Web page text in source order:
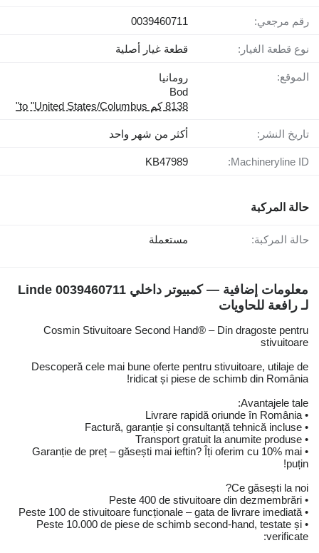
رقم مرجعي: 0039460711
نوع قطعة الغيار: قطعة غيار أصلية
الموقع:
رومانيا
Bod
8138 كم to "United States/Columbus"
تاريخ النشر: أكثر من شهر واحد
Machineryline ID:
KB47989
حالة المركبة
حالة المركبة: مستعملة
معلومات إضافية — كمبيوتر داخلي Linde 0039460711
لـ رافعة للحاويات
Cosmin Stivuitoare Second Hand® – Din dragoste pentru
stivuitoare
Descoperă cele mai bune oferte pentru stivuitoare, utilaje de
ridicat și piese de schimb din România!
Avantajele tale:
• Livrare rapidă oriunde în România
• Factură, garanție și consultanță tehnică incluse
• Transport gratuit la anumite produse
• Garanție de preț – găsești mai ieftin? Îți oferim cu 10% mai
puțin!
Ce găsești la noi?
• Peste 400 de stivuitoare din dezmembrări
• Peste 100 de stivuitoare funcționale – gata de livrare imediată
• Peste 10.000 de piese de schimb second-hand, testate și
verificate: